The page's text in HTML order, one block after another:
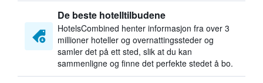
De beste hotelltilbudene
HotelsCombined henter informasjon fra over 3
millioner hoteller og overnattingssteder og
samler det på ett sted, slik at du kan
sammenligne og finne det perfekte stedet å bo.